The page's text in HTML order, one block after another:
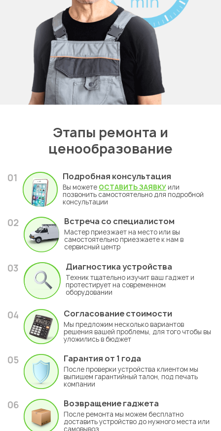
Этапы ремонта и
ценообразование
01 Подробная консультация
Вы можете ОСТАВИТЬ ЗАЯВКУ или
позвонить самостоятельно для подробной
консультации
02 Встреча со специалистом
Мастер приезжает на место или вы
самостоятельно приезжаете к нам в
сервисный центр
03 Диагностика устройства
Техник тщательно изучит ваш гаджет и
протестирует на современном
оборудовании
04 Согласование стоимости
Мы предложим несколько вариантов
решения вашей проблемы, для того чтобы вы
уложились в бюджет
05 Гарантия от 1 года
После проверки устройства клиентом мы
выпишем гарантийный талон, под печать
компании
06 Возвращение гаджета
После ремонта мы можем бесплатно
доставить устройство до нужного места или
самовывоз